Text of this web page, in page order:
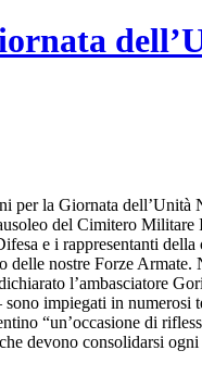
la Giornata dell’Unità
del Cimitero
e i rappresentanti
delle nostre Forze
l’ambasciatore
sono impiegati in
“un’occasione di
devono consolidarsi